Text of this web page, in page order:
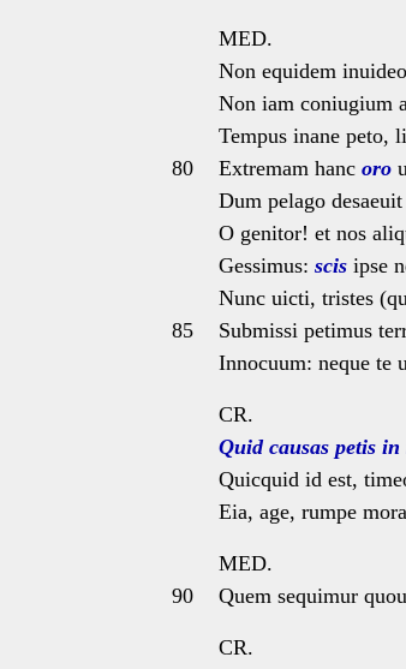
MED.
Non equidem
Non iam coniugium
Tempus inane peto,
80
Extremam hanc oro
Dum pelago desaeuit
O genitor! et nos
Gessimus: scis ipse
Nunc uicti, tristes
85
Submissi petimus
Innocuum: neque te
CR.
Quid causas petis in
Quicquid id est,
Eia, age, rumpe
MED.
90
Quem sequimur
CR.